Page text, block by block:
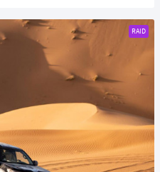
dunes du Sultanat d'Oman. Les
vous émerveilleront :
propose un raid sportif et convivial
Land Rover, vous alternerez
RAID